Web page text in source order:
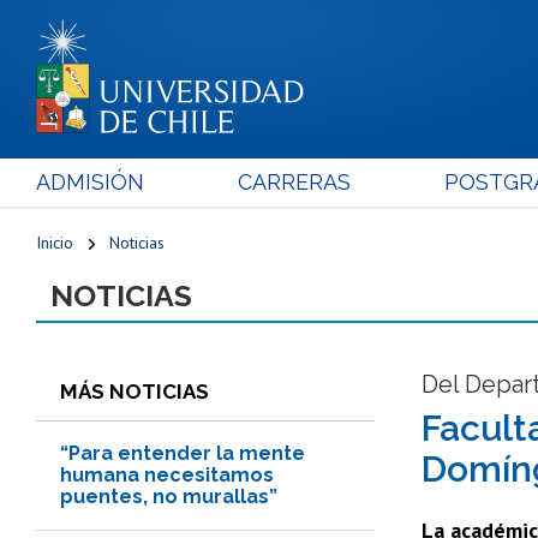
ADMISIÓN CARRERAS
Inicio Noticias
NOTICIAS
MÁS NOTICIAS
“Para entender la mente
humana necesitamos
puentes, no murallas”
Del
La